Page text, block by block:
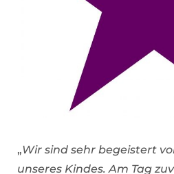
„Wir sind sehr begeistert
unseres Kindes. Am Tag